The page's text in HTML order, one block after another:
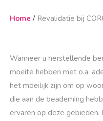
Home / Revalidatie bij
Wanneer u herstellende
moeite hebben met o.a.
het moeilijk zijn om op
die aan de beademing
ervaren op deze